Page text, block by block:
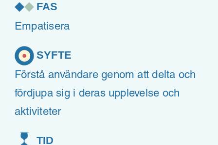
FAS
Empatisera
SYFTE
Förstå användare genom att delta och
fördjupa sig i deras upplevelse och
aktiviteter
TID